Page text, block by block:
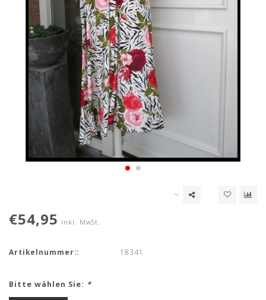
€54,95 Inkl. MwSt.
Artikelnummer:: 18341
Bitte wählen Sie: *